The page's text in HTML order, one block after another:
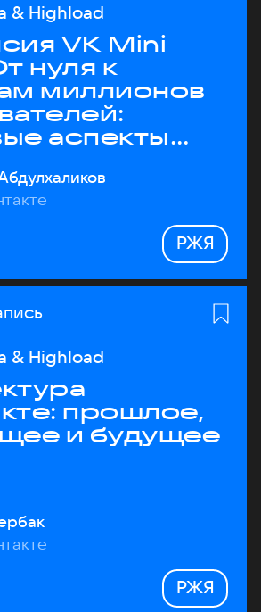
& Highload
VK Mini
нуля к
миллионов
аспекты
РЖЯ
& Highload
прошлое,
и будущее
РЖЯ